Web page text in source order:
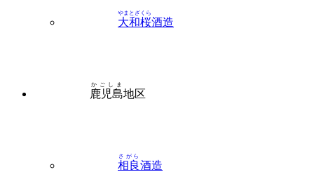
大和桜
やまとざくら
酒造
鹿児島
かごしま
地区
相良
さがら
酒造